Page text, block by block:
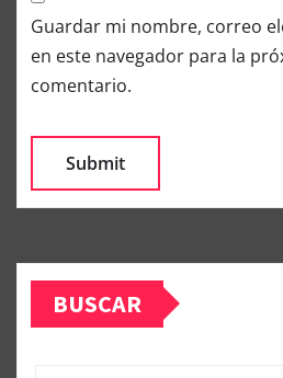
Guardar mi nombre, correo
en este navegador para la
comentario.
BUSCAR